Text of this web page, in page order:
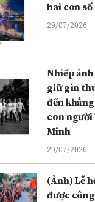
hai con số
29/07/2026
Nhiếp
giữ gìn
đến
con người
Minh
29/07/2026
(Ảnh) Lễ
được